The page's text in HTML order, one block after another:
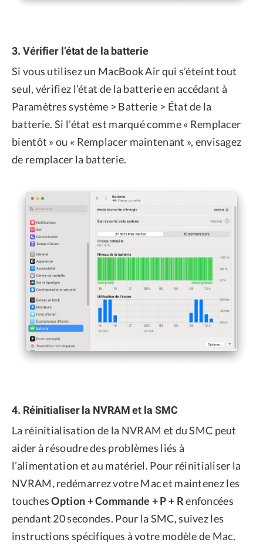
3. Vérifier l’état de la batterie
Si vous utilisez un MacBook Air qui s’éteint tout
seul, vérifiez l’état de la batterie en accédant à
Paramètres système > Batterie > État de la
batterie. Si l’état est marqué comme « Remplacer
bientôt » ou « Remplacer maintenant », envisagez
de remplacer la batterie.
4. Réinitialiser la NVRAM et la SMC
La réinitialisation de la NVRAM et du SMC peut
aider à résoudre des problèmes liés à
l’alimentation et au matériel. Pour réinitialiser la
NVRAM, redémarrez votre Mac et maintenez les
touchesOption + Commande + P + Renfoncées
pendant 20 secondes. Pour la SMC, suivez les
instructions spécifiques à votre modèle de Mac.